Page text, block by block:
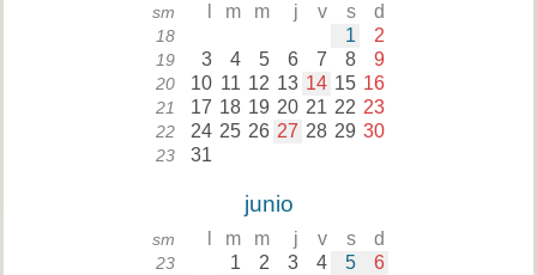
sm m m j v s d
18 1 2
19 3 4 5 6 7 8 9
20 10 11 12 13 14 15 16
21 17 18 19 20 21 22 23
22 24 25 26 27 28 29 30
23 31
junio
sm m m j v s d
23 1 2 3 4 5 6